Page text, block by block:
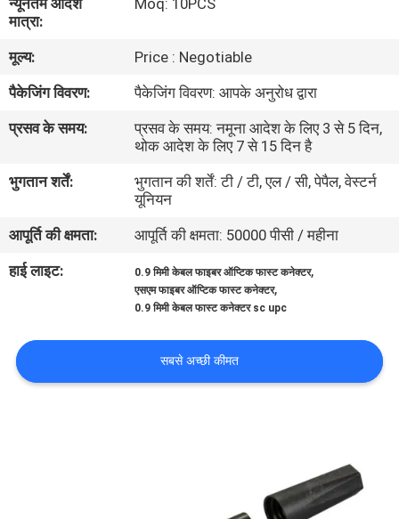
कारखाना
भ्रमण
गुणवत्ता
करें
मामलों
न्यूनतम आदेश
मात्रा:
Moq: 10PCS
मूल्य:
Price : Negotiable
पैकेजिंग विवरण:
पैकेजिंग विवरण: आपके अनुरोध द्वारा
प्रसव के समय:
प्रसव के समय: नमूना आदेश के लिए 3 से 5 दिन,
थोक आदेश के लिए 7 से 15 दिन है
भुगतान शर्तें:
भुगतान की शर्तें: टी / टी, एल / सी, पेपैल, वेस्टर्न
यूनियन
आपूर्ति की क्षमता:
आपूर्ति की क्षमता: 50000 पीसी / महीना
हाई लाइट:
0.9 मिमी केबल फाइबर ऑप्टिक फास्ट कनेक्टर,
एसएम फाइबर ऑप्टिक फास्ट कनेक्टर,
0.9 मिमी केबल फास्ट कनेक्टर sc upc
सबसे अच्छी कीमत